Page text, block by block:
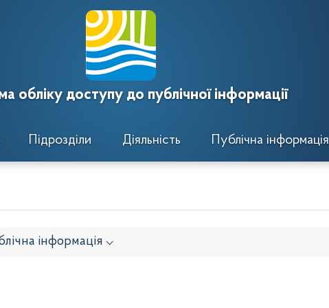
обліку доступу до публічної інформації
Підрозділи Діяльність Публічна інформація
інформація ⌵